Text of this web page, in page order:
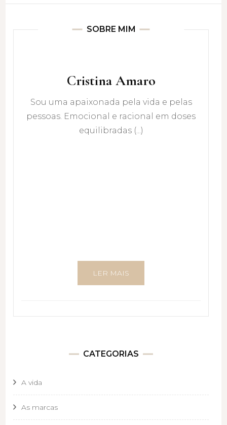
SOBRE MIM
Cristina Amaro
Sou uma apaixonada pela vida e pelas
pessoas. Emocional e racional em doses
equilibradas (...)
LER MAIS
CATEGORIAS
A vida
As marcas